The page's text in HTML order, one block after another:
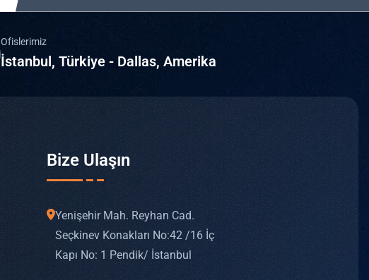
Ofislerimiz
İstanbul, Türkiye - Dallas, Amerika
Bize Ulaşın
Yenişehir Mah. Reyhan Cad.
Seçkinev Konakları No: 42 /16 İç
Kapı No: 1 Pendik/ İstanbul